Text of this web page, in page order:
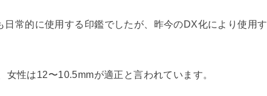
常的に使用する印鑑でしたが、昨今のDX化により使用す
性は12〜10.5mmが適正と言われています。